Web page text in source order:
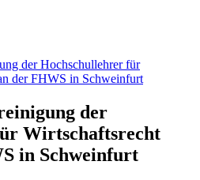
der Hochschullehrer für
der FHWS in Schweinfurt
der
Wirtschaftsrecht
in Schweinfurt